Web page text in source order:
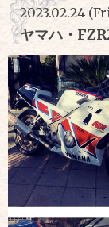
2023.02.24
ヤマハ・